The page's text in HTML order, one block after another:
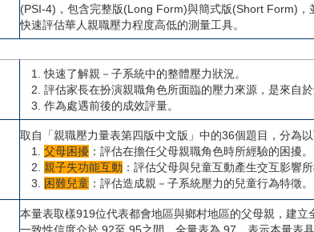
(PSI-4)，包含完整版(Long Form)與簡式版(Short Form)
快速評估華人親職壓力程度高低的測量工具。
1. 快速了解親－子系統中的整體壓力狀況。
2. 評估家長在扮演親職角色所面臨的壓力來源，是來自
3. 作為處遇前後的成效評量。
取自「親職壓力量表第四版中文版」中的36個題目，分為以
1. 父母困擾 ：評估在擔任父母親職角色時所經驗的困擾。
2. 親子失功能互動 ：評估父母與兒童互動產生交互影響所
3.
困難兒童 ：評估造成親－子系統壓力的兒童行為特徵。
本量表取樣919位代表都會地區與鄉村地區的父母親，建